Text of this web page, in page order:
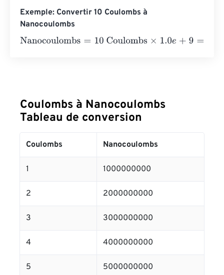
Exemple: Convertir 10 Coulombs à
Nanocoulombs
Nanocoulombs=10 Coulombs×1.0e+ 9= 10000000000
Coulombs à Nanocoulombs
Tableau de conversion
Coulombs Nanocoulombs
1 1000000000
2 2000000000
3 3000000000
4 4000000000
5 5000000000